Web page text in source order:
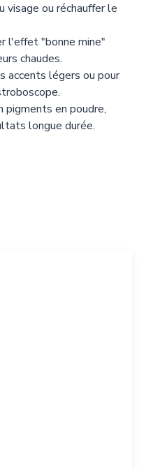
visage ou réchauffer le
l'effet "bonne mine"
chaudes.
accents légers ou pour
pigments en poudre,
longue durée.